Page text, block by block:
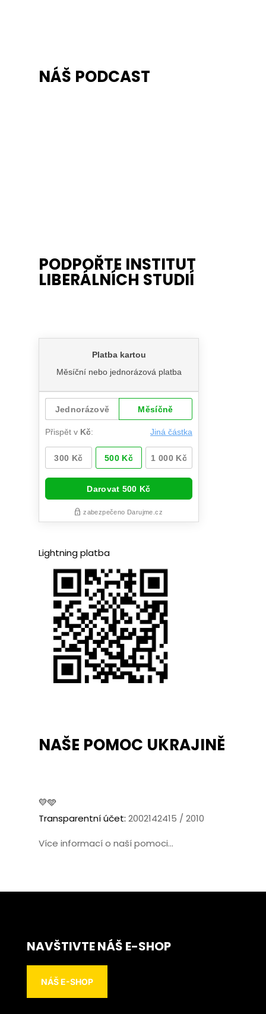
NÁŠ PODCAST
PODPOŘTE INSTITUT
LIBERÁLNÍCH STUDIÍ
Lightning platba
NAŠE POMOC UKRAJINĚ
💛🩵
Transparentní účet: 2002142415 / 2010
Více informací o naší pomoci...
NAVŠTIVTE NÁŠ E-SHOP
NÁŠ E-SHOP